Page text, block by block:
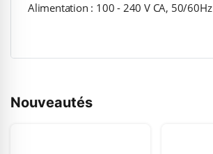
Alimentation : 100 - 240 V CA, 50/60Hz
Nouveautés